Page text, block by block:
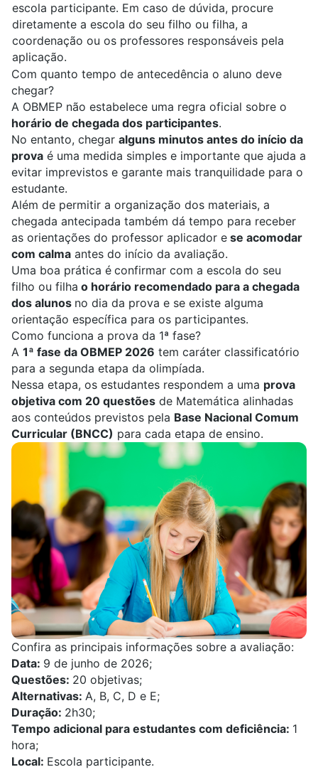
escola participante. Em caso de dúvida, procure
diretamente a escola do seu filho ou filha, a
coordenação ou os professores responsáveis pela
aplicação.
Com quanto tempo de antecedência o aluno deve
chegar?
A OBMEP não estabelece uma regra oficial sobre o
horário de chegada dos participantes.
No entanto, chegar alguns minutos antes do início da
prova é uma medida simples e importante que ajuda a
evitar imprevistos e garante mais tranquilidade para o
estudante.
Além de permitir a organização dos materiais, a
chegada antecipada também dá tempo para receber
as orientações do professor aplicador e se acomodar
com calma antes do início da avaliação.
Uma boa prática é confirmar com a escola do seu
filho ou filha o horário recomendado para a chegada
dos alunos no dia da prova e se existe alguma
orientação específica para os participantes.
Como funciona a prova da 1ª fase?
A 1ª fase da OBMEP 2026 tem caráter classificatório
para a segunda etapa da olimpíada.
Nessa etapa, os estudantes respondem a uma prova
objetiva com 20 questões de Matemática alinhadas
aos conteúdos previstos pela Base Nacional Comum
Curricular (BNCC) para cada etapa de ensino.
Confira as principais informações sobre a avaliação:
Data: 9 de junho de 2026;
Questões: 20 objetivas;
Alternativas: A, B, C, D e E;
Duração: 2h30;
Tempo adicional para estudantes com deficiência: 1
hora;
Local: Escola participante.